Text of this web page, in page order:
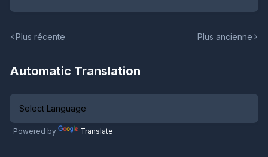
Plus récente Plus ancienne
Automatic Translation
Powered by Translate